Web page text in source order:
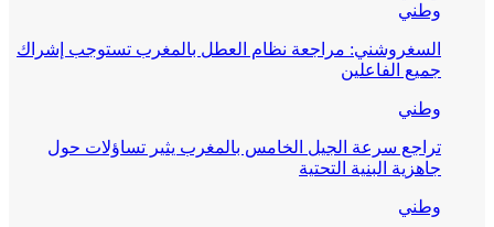
وطني
السغروشني: مراجعة نظام العطل بالمغرب تستوجب إشراك
جميع الفاعلين
وطني
تراجع سرعة الجيل الخامس بالمغرب يثير تساؤلات حول
جاهزية البنية التحتية
وطني